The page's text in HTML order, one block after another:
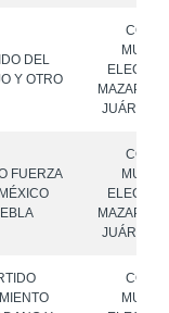
DEL
Y OTRO
JUÁREZ,
FUERZA
JUÁREZ,